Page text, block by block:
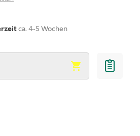
ca. 4-5 Wochen